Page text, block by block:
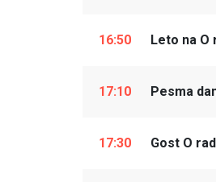
16:50 Leto na O
17:10 Pesma
17:30 Gost O